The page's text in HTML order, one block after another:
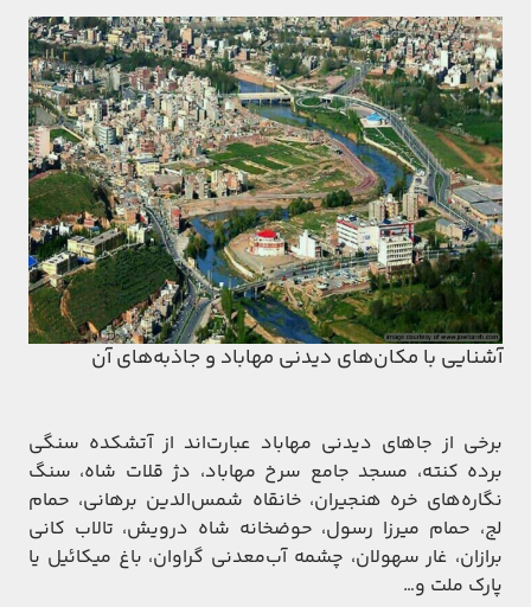
آشنایی با مکان‌های دیدنی مهاباد و جاذبه‌های آن
برخی از جاهای دیدنی مهاباد عبارت‌اند از آتشکده سنگی
برده کنته، مسجد جامع سرخ مهاباد، دژ قلات شاه، سنگ
نگاره‌های خره هنجیران، خانقاه شمس‌الدین برهانی، حمام
لج، حمام میرزا رسول، حوضخانه شاه درویش، تالاب کانی
برازان، غار سهولان، چشمه آب‌معدنی گراوان، باغ میکائیل یا
پارک ملت و…